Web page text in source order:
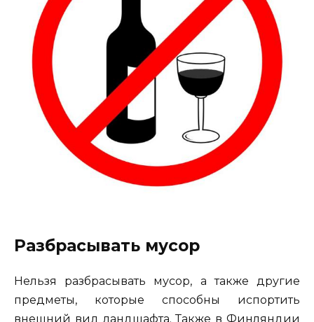
Разбрасывать мусор
Нельзя разбрасывать мусор, а также другие
предметы, которые способны испортить
внешний вид ландшафта. Также в Финляндии